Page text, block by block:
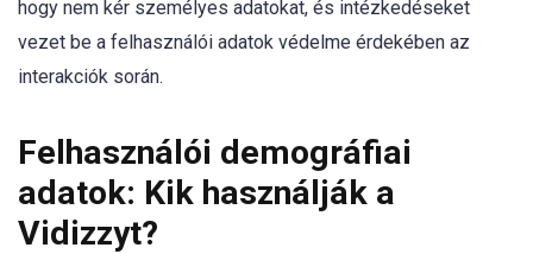
hogy nem kér személyes adatokat, és intézkedéseket
vezet be a felhasználói adatok védelme érdekében az
interakciók során.
Felhasználói demográfiai
adatok: Kik használják a
Vidizzyt?